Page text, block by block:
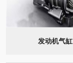
发动机气缸